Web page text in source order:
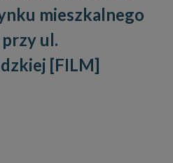
mieszkalnego
ul.
[FILM]